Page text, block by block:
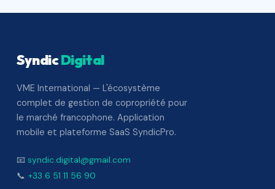
SyndicDigital
VME International — L'écosystème
complet de gestion de copropriété pour
le marché francophone. Application
mobile et plateforme SaaS SyndicPro.
📧 syndic.digital@gmail.com
📞 +33 6 51 11 56 90